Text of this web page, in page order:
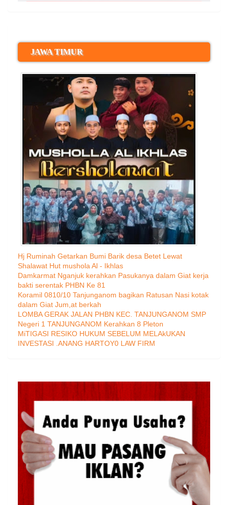
JAWA TIMUR
Hj Ruminah Getarkan Bumi Barik desa Betet Lewat
Shalawat Hut mushola Al - Ikhlas
Damkarmat Nganjuk kerahkan Pasukanya dalam Giat kerja
bakti serentak PHBN Ke 81
Koramil 0810/10 Tanjunganom bagikan Ratusan Nasi kotak
dalam Giat Jum,at berkah
LOMBA GERAK JALAN PHBN KEC. TANJUNGANOM SMP
Negeri 1 TANJUNGANOM Kerahkan 8 Pleton
MiTIGASI RESIKO HUKUM SEBELUM MELAkUKAN
INVESTASI .ANANG HARTOY0 LAW FIRM